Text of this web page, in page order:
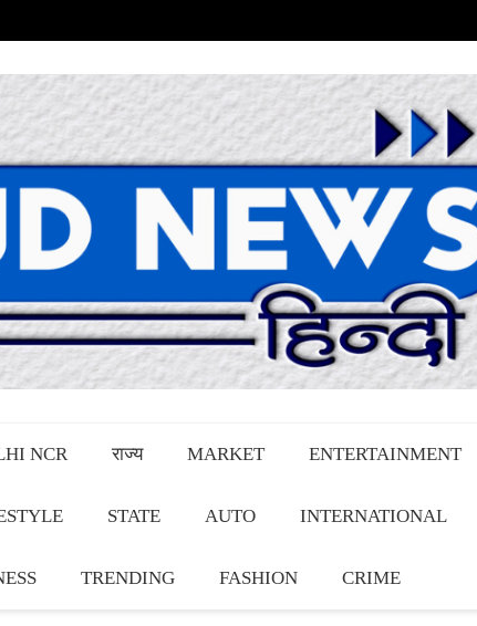
NCR राज्य MARKET ENTERTAINMENT
STATE AUTO INTERNATIONAL
TRENDING FASHION CRIME